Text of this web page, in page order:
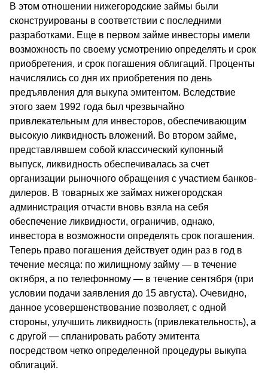
В этом отношении нижегородские займы были
сконструированы в соответствии с последними
разработками. Еще в первом займе инвесторы имели
возможность по своему усмотрению определять и срок
приобретения, и срок погашения облигаций. Проценты
начислялись со дня их приобретения по день
предъявления для выкупа эмитентом. Вследствие
этого заем 1992 года был чрезвычайно
привлекательным для инвесторов, обеспечивающим
высокую ликвидность вложений. Во втором займе,
представлявшем собой классический купонный
выпуск, ликвидность обеспечивалась за счет
организации рыночного обращения с участием банков-
дилеров. В товарных же займах нижегородская
администрация отчасти вновь взяла на себя
обеспечение ликвидности, ограничив, однако,
инвестора в возможности определять срок погашения.
Теперь право погашения действует один раз в год в
течение месяца: по жилищному займу — в течение
октября, а по телефонному — в течение сентября (при
условии подачи заявления до 15 августа). Очевидно,
данное усовершенствование позволяет, с одной
стороны, улучшить ликвидность (привлекательность), а
с другой — спланировать работу эмитента
посредством четко определенной процедуры выкупа
облигаций.